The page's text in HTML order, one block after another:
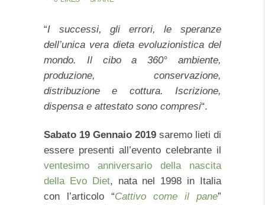
“I successi, gli errori, le speranze
dell’unica vera dieta evoluzionistica del
mondo. Il cibo a 360° ambiente,
produzione, conservazione,
distribuzione e cottura. Iscrizione,
dispensa e attestato sono compresi“.
Sabato 19 Gennaio 2019 saremo lieti di
essere presenti all’evento celebrante il
ventesimo anniversario della nascita
della Evo Diet, nata nel 1998 in Italia
con l’articolo “Cattivo come il pane”